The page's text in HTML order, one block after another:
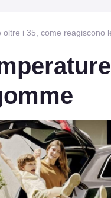
i 35, come reagiscono